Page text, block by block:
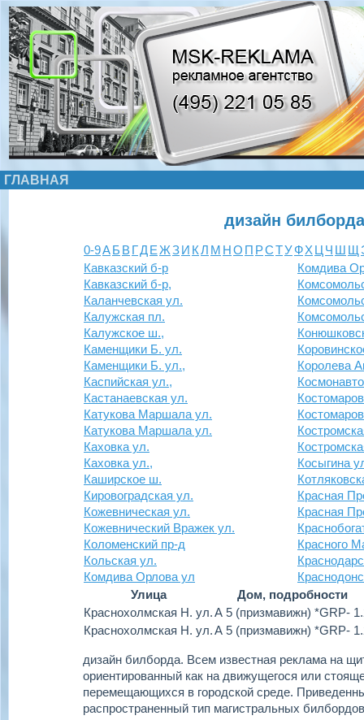
ГЛАВНАЯ
дизайн
0-9АБ ВГДЕЖЗИ КЛ М НО П РСТУФХ Ц Ч Ш Щ
Кавказский б-р
Кавказский б-р,
Каланчевская ул.
Калужская пл.
Калужское ш.,
Каменщики Б. ул.
Каменщики Б. ул.,
Каспийская ул.,
Кастанаевская ул.
Катукова Маршала ул.
Катукова Маршала ул.
Каховка ул.
Каховка ул.,
Каширское ш.
Кировоградская ул.
Кожевническая ул.
Кожевнический Вражек ул.
Коломенский пр-д
Кольская ул.
Комдива Орлова ул
Комдива
Королева
Косыгина
Красная
Красная
Красного
Улица
Дом, подробности
Краснохолмская Н. ул.А 5 (призмавижн) *GRP-
Краснохолмская Н. ул.А 5 (призмавижн) *GRP-
дизайн билборда. Всем известная реклама на
ориентированный как на движущегося или
перемещающихся в городской среде.
распространенный тип магистральных